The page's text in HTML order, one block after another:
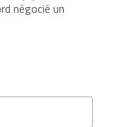
négocié un